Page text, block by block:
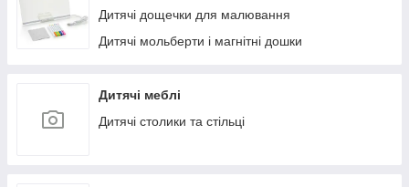
Дитячі дощечки для малювання
Дитячі мольберти і магнітні дошки
Дитячі меблі
Дитячі столики та стільці